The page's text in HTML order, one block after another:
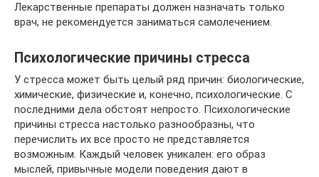
Лекарственные препараты должен назначать только
врач, не рекомендуется заниматься самолечением.
Психологические причины стресса
У стресса может быть целый ряд причин: биологические,
химические, физические и, конечно, психологические. С
последними дела обстоят непросто. Психологические
причины стресса настолько разнообразны, что
перечислить их все просто не представляется
возможным. Каждый человек уникален: его образ
мыслей, привычные модели поведения дают в